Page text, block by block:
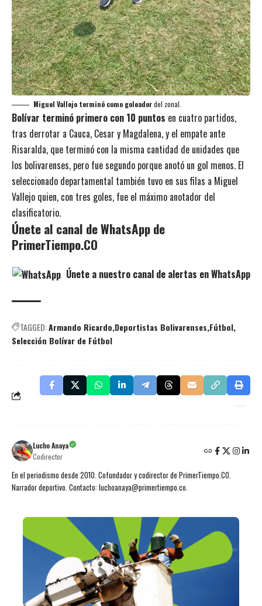
Miguel Vallejo terminó como goleadordel zonal.
Bolívar terminó primero con 10 puntos en cuatro partidos,
tras derrotar a Cauca, Cesar y Magdalena, y el empate ante
Risaralda, que terminó con la misma cantidad de unidades que
los bolivarenses, pero fue segundo porque anotó un gol menos. El
seleccionado departamental también tuvo en sus filas a Miguel
Vallejo quien, con tres goles, fue el máximo anotador del
clasificatorio.
Únete al canal de WhatsApp de
PrimerTiempo.CO
Únete a nuestro canal de alertas en WhatsApp
TAGGED:Armando Ricardo Deportistas Bolivarenses Fútbol
Selección Bolívar de Fútbol
Lucho Anaya
Codirector
En el periodismo desde 2010. Cofundador y codirector de PrimerTiempo.CO.
Narrador deportivo. Contacto: luchoanaya@primertiempo.co.